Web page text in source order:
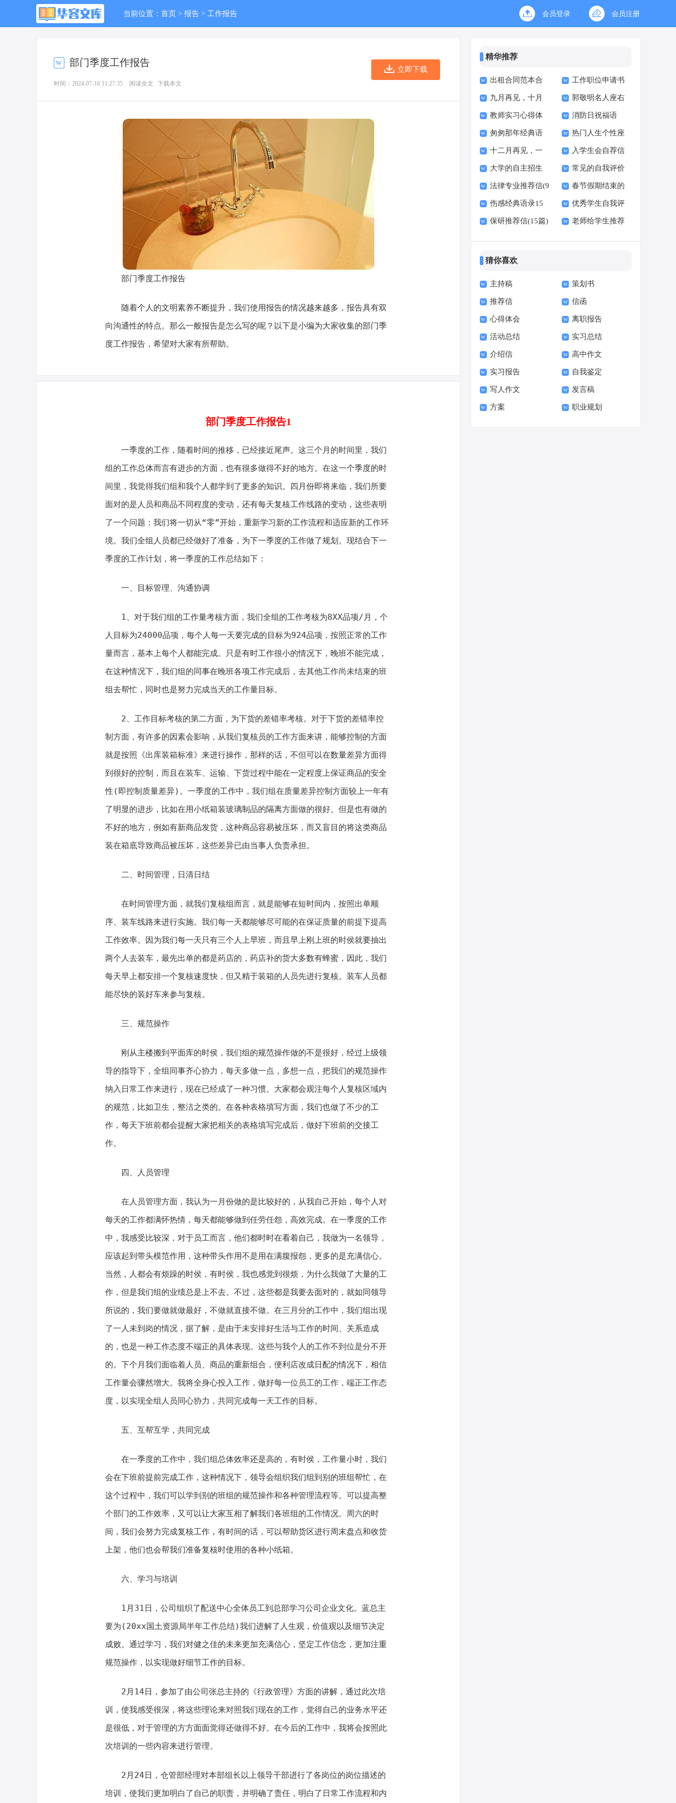
当前位置： 首页 > 报告 > 工作报告 会员登录 会员注册
部门季度工作报告
时间：2024-07-16 11:27:35 阅读全文 下载本文
立即下载
部门季度工作报告
随着个人的文明素养不断提升，我们使用报告的情况越来越多，报告具有双
向沟通性的特点。那么一般报告是怎么写的呢？以下是小编为大家收集的部门季
度工作报告，希望对大家有所帮助。
部门季度工作报告1
一季度的工作，随着时间的推移，已经接近尾声。这三个月的时间里，我们
组的工作总体而言有进步的方面，也有很多做得不好的地方。在这一个季度的时
间里，我觉得我们组和我个人都学到了更多的知识。四月份即将来临，我们所要
面对的是人员和商品不同程度的变动，还有每天复核工作线路的变动，这些表明
了一个问题：我们将一切从“零”开始，重新学习新的工作流程和适应新的工作环
境。我们全组人员都已经做好了准备，为下一季度的工作做了规划。现结合下一
季度的工作计划，将一季度的工作总结如下：
一、目标管理、沟通协调
1、对于我们组的工作量考核方面，我们全组的工作考核为8XX品项/月，个
人目标为24000品项，每个人每一天要完成的目标为924品项，按照正常的工作
量而言，基本上每个人都能完成。只是有时工作很小的情况下，晚班不能完成，
在这种情况下，我们组的同事在晚班各项工作完成后，去其他工作尚未结束的班
组去帮忙，同时也是努力完成当天的工作量目标。
2、工作目标考核的第二方面，为下货的差错率考核。对于下货的差错率控
制方面，有许多的因素会影响，从我们复核员的工作方面来讲，能够控制的方面
就是按照《出库装箱标准》来进行操作，那样的话，不但可以在数量差异方面得
到很好的控制，而且在装车、运输、下货过程中能在一定程度上保证商品的安全
性(即控制质量差异)。一季度的工作中，我们组在质量差异控制方面较上一年有
了明显的进步，比如在用小纸箱装玻璃制品的隔离方面做的很好。但是也有做的
不好的地方，例如有新商品发货，这种商品容易被压坏，而又盲目的将这类商品
装在箱底导致商品被压坏，这些差异已由当事人负责承担。
二、时间管理，日清日结
在时间管理方面，就我们复核组而言，就是能够在短时间内，按照出单顺
序、装车线路来进行实施。我们每一天都能够尽可能的在保证质量的前提下提高
工作效率。因为我们每一天只有三个人上早班，而且早上刚上班的时侯就要抽出
两个人去装车，最先出单的都是药店的，药店补的货大多数有蜂蜜，因此，我们
每天早上都安排一个复核速度快，但又精于装箱的人员先进行复核。装车人员都
能尽快的装好车来参与复核。
三、规范操作
刚从主楼搬到平面库的时侯，我们组的规范操作做的不是很好，经过上级领
导的指导下，全组同事齐心协力，每天多做一点，多想一点，把我们的规范操作
纳入日常工作来进行，现在已经成了一种习惯。大家都会观注每个人复核区域内
的规范，比如卫生，整洁之类的。在各种表格填写方面，我们也做了不少的工
作，每天下班前都会提醒大家把相关的表格填写完成后，做好下班前的交接工
作。
四、人员管理
在人员管理方面，我认为一月份做的是比较好的，从我自己开始，每个人对
每天的工作都满怀热情，每天都能够做到任劳任怨，高效完成。在一季度的工作
中，我感受比较深，对于员工而言，他们都时时在看着自己，我做为一名领导，
应该起到带头模范作用，这种带头作用不是用在满腹报怨，更多的是充满信心。
当然，人都会有烦躁的时侯，有时侯，我也感觉到很烦，为什么我做了大量的工
作，但是我们组的业绩总是上不去。不过，这些都是我要去面对的，就如同领导
所说的，我们要做就做最好，不做就直接不做。在三月分的工作中，我们组出现
了一人未到岗的情况，据了解，是由于未安排好生活与工作的时间、关系造成
的，也是一种工作态度不端正的具体表现。这些与我个人的工作不到位是分不开
的。下个月我们面临着人员、商品的重新组合，便利店改成日配的情况下，相信
工作量会骤然增大。我将全身心投入工作，做好每一位员工的工作，端正工作态
度，以实现全组人员同心协力，共同完成每一天工作的目标。
五、互帮互学，共同完成
在一季度的工作中，我们组总体效率还是高的，有时侯，工作量小时，我们
会在下班前提前完成工作，这种情况下，领导会组织我们组到别的班组帮忙，在
这个过程中，我们可以学到别的班组的规范操作和各种管理流程等。可以提高整
个部门的工作效率，又可以让大家互相了解我们各班组的工作情况。周六的时
间，我们会努力完成复核工作，有时间的话，可以帮助货区进行周末盘点和收货
上架，他们也会帮我们准备复核时使用的各种小纸箱。
六、学习与培训
1月31日，公司组织了配送中心全体员工到总部学习公司企业文化。蓝总主
要为(20xx国土资源局半年工作总结)我们进解了人生观，价值观以及细节决定
成败。通过学习，我们对健之佳的未来更加充满信心，坚定工作信念，更加注重
规范操作，以实现做好细节工作的目标。
2月14日，参加了由公司张总主持的《行政管理》方面的讲解，通过此次培
训，使我感受很深，将这些理论来对照我们现在的工作，觉得自己的业务水平还
是很低，对于管理的方方面面觉得还做得不好。在今后的工作中，我将会按照此
次培训的一些内容来进行管理。
2月24日，仓管部经理对本部组长以上领导干部进行了各岗位的岗位描述的
培训，使我们更加明白了自己的职责，并明确了责任，明白了日常工作流程和内
精华推荐
出租合同范本合
集15篇
工作职位申请书
九月再见，十月
你好唯美句子座右铭
大全50句精选
郭敬明名人座右
铭短句汇总（通用70
句）
教师实习心得体
会15篇
消防日祝福语
匆匆那年经典语
录15篇
热门人生个性座
右铭句子大全50句
十二月再见，一
月你好个性座右铭句
子（精选90句）
入学生会自荐信
大学的自主招生
推荐信(汇编15篇)
常见的自我评价
法律专业推荐信(9
篇)
春节假期结束的
心情说说
伤感经典语录15
篇
优秀学生自我评
价
保研推荐信(15篇) 老师给学生推荐
猜你喜欢
主持稿 策划书
推荐信 信函
心得体会 离职报告
活动总结 实习总结
介绍信 高中作文
实习报告 自我鉴定
写人作文 发言稿
方案 职业规划